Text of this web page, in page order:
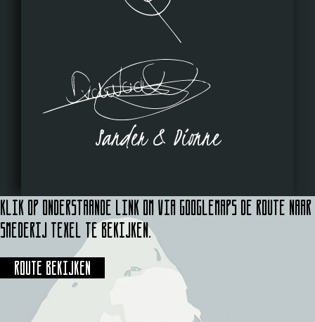
Sander & Dionne
Klik op onderstaande link om via Googlemaps de route naar
Smederij Texel te bekijken.
Route bekijken